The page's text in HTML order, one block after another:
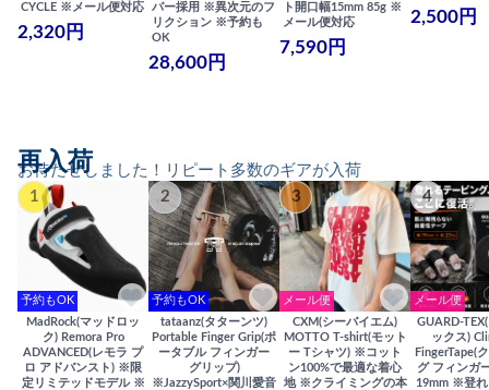
CYCLE ※メール便対応
2,320円
バー採用 ※異次元のフ
リクション ※予約も
OK
28,600円
ト開口幅15mm 85g ※
メール便対応
7,590円
2,500円
お待たせしました！リピート多数のギアが入荷
再入荷
1
予約もOK
MadRock(マッドロッ
ク) Remora Pro
ADVANCED(レモラ プ
ロ アドバンスト) ※限
定リミテッドモデル ※
2
予約もOK
tataanz(タターンツ)
Portable Finger Grip(ポ
ータブル フィンガー
グリップ)
※JazzySport×関川愛音
3
メール便
CXM(シーバイエム)
MOTTO T-shirt(モット
ー Tシャツ) ※コット
ン100%で最適な着心
地 ※クライミングの本
4
メール便
GUARD-
ックス)
FingerTape(
グ フィンガ
19mm ※登れ